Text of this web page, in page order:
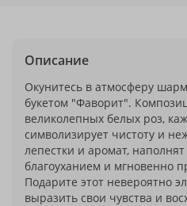
Описание
Окунитесь в атмосферу
букетом "Фаворит".
великолепных белых роз,
символизирует чистоту и
лепестки и аромат, наполнят
благоуханием и мгновенно
Подарите этот невероятно
выразить свои чувства и